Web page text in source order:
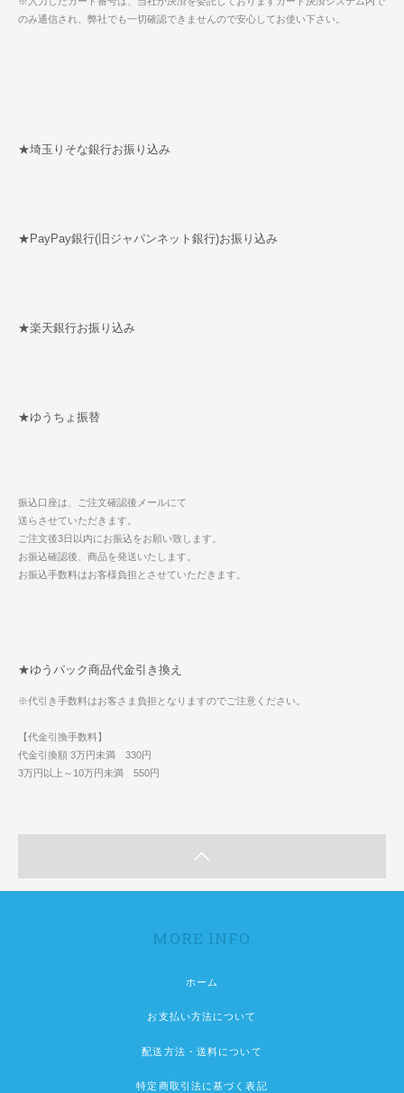
のみ通信され、弊社でも一切確認できませんので安心してお使い下さい。
★埼玉りそな銀行お振り込み
★PayPay銀行(旧ジャパンネット銀行)お振り込み
★楽天銀行お振り込み
★ゆうちょ振替
振込口座は、ご注文確認後メールにて
送らさせていただきます。
ご注文後3日以内にお振込をお願い致します。
お振込確認後、商品を発送いたします。
お振込手数料はお客様負担とさせていただきます。
★ゆうパック商品代金引き換え
※代引き手数料はお客さま負担となりますのでご注意ください。
【代金引換手数料】
代金引換額 3万円未満 330円
3万円以上～10万円未満 550円
MORE INFO
ホーム
お支払い方法について
配送方法・送料について
特定商取引法に基づく表記